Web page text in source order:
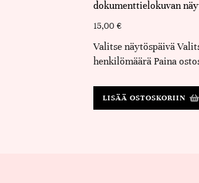
dokumenttielokuvan
15,00 €
Valitse näytöspäivä
henkilömäärä Paina
LISÄÄ OSTOSKORIIN